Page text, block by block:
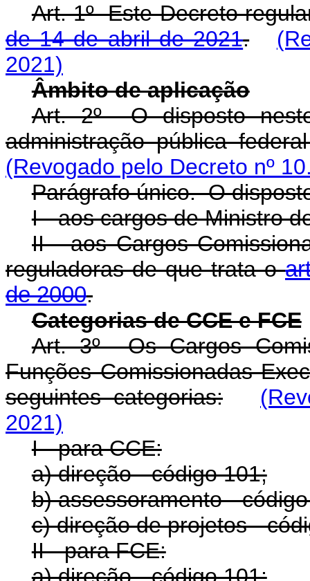
Art. 1º Este Decreto
de 14 de abril de 2021.
2021)
Âmbito de aplicação
Art. 2º O disposto
administração pública
(Revogado pelo Decreto nº
Parágrafo único. O
I - aos cargos de Ministro
II - aos Cargos
reguladoras de que trata o
de 2000.
Categorias de CCE e FCE
Art. 3º Os Cargos
Funções Comissionadas
seguintes categorias:
2021)
I - para CCE:
a) direção - código 101;
b) assessoramento -
c) direção de projetos -
II - para FCE: